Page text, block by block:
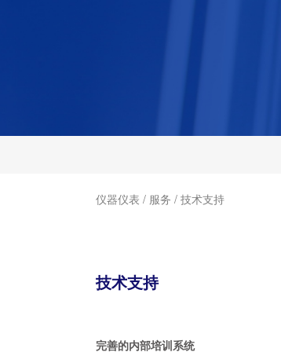
仪器仪表 / 服务 / 技术支持
技术支持
完善的内部培训系统